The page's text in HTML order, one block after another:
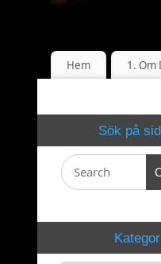
Hem 1. Om
Sök på